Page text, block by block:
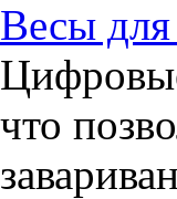
Весы
что